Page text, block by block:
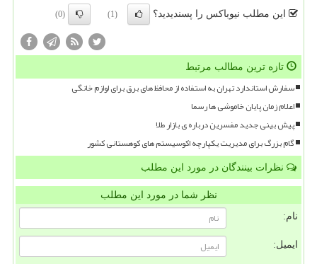
این مطلب نیوباکس را پسندیدید؟ (1)
(0)
تازه ترین مطالب مرتبط
سفارش استاندارد تهران به استفاده از محافظ های برق برای لوازم خانگی
اعلام زمان پایان خاموشی ها رسما
پیش بینی جدید مفسرین درباره ی بازار طلا
گام بزرگ برای مدیریت یکپارچه اکوسیستم های کوهستانی کشور
نظرات بینندگان در مورد این مطلب
نظر شما در مورد این مطلب
نام:
ایمیل: